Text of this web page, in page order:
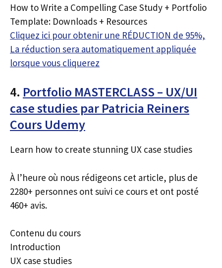
How to Write a Compelling Case Study + Portfolio
Template: Downloads + Resources
Cliquez ici pour obtenir une RÉDUCTION de 95%,
La réduction sera automatiquement appliquée
lorsque vous cliquerez
4. Portfolio MASTERCLASS – UX/UI
case studies par Patricia Reiners
Cours Udemy
Learn how to create stunning UX case studies
À l’heure où nous rédigeons cet article, plus de
2280+ personnes ont suivi ce cours et ont posté
460+ avis.
Contenu du cours
Introduction
UX case studies